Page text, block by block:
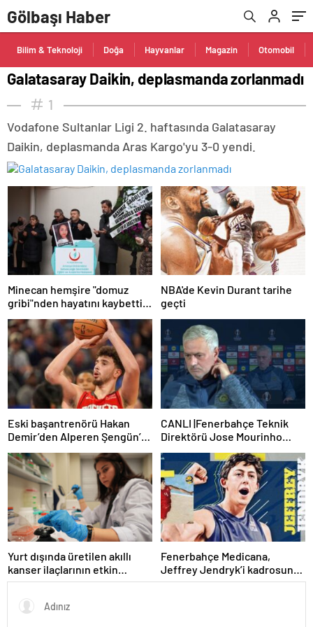
Gölbaşı Haber
Bilim & Teknoloji Doğa Hayvanlar Magazin Otomobil
Galatasaray Daikin, deplasmanda zorlanmadı
1
Vodafone Sultanlar Ligi 2. haftasında Galatasaray
Daikin, deplasmanda Aras Kargo'yu 3-0 yendi.
Minecan hemşire "domuz
gribi"nden hayatını kaybetti –
Haberler | Sağlık Haberleri
NBA'de Kevin Durant tarihe
geçti
Eski başantrenörü Hakan
Demir’den Alperen Şengün’e
CANLI |Fenerbahçe Teknik
Direktörü Jose Mourinho
Yurt dışında üretilen akıllı
kanser ilaçlarının etkin
maddesi yerli imkanlarla
Fenerbahçe Medicana,
Jeffrey Jendryk’i kadrosuna
kattı